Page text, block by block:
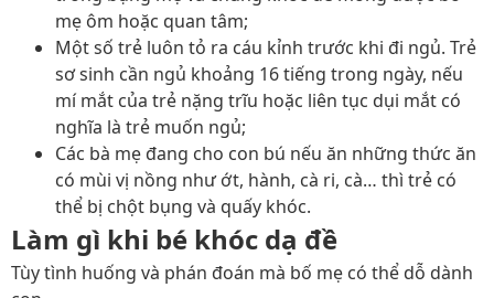
mẹ ôm hoặc quan tâm;
Một số trẻ luôn tỏ ra cáu kỉnh trước khi đi ngủ. Trẻ
sơ sinh cần ngủ khoảng 16 tiếng trong ngày, nếu
mí mắt của trẻ nặng trĩu hoặc liên tục dụi mắt có
nghĩa là trẻ muốn ngủ;
Các bà mẹ đang cho con bú nếu ăn những thức ăn
có mùi vị nồng như ớt, hành, cà ri, cà… thì trẻ có
thể bị chột bụng và quấy khóc.
Làm gì khi bé khóc dạ đề
Tùy tình huống và phán đoán mà bố mẹ có thể dỗ dành